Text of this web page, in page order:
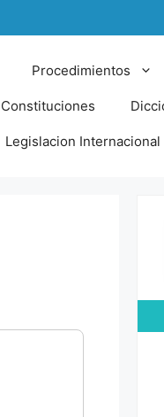
Procedimientos
Constituciones
Legislacion Internacional